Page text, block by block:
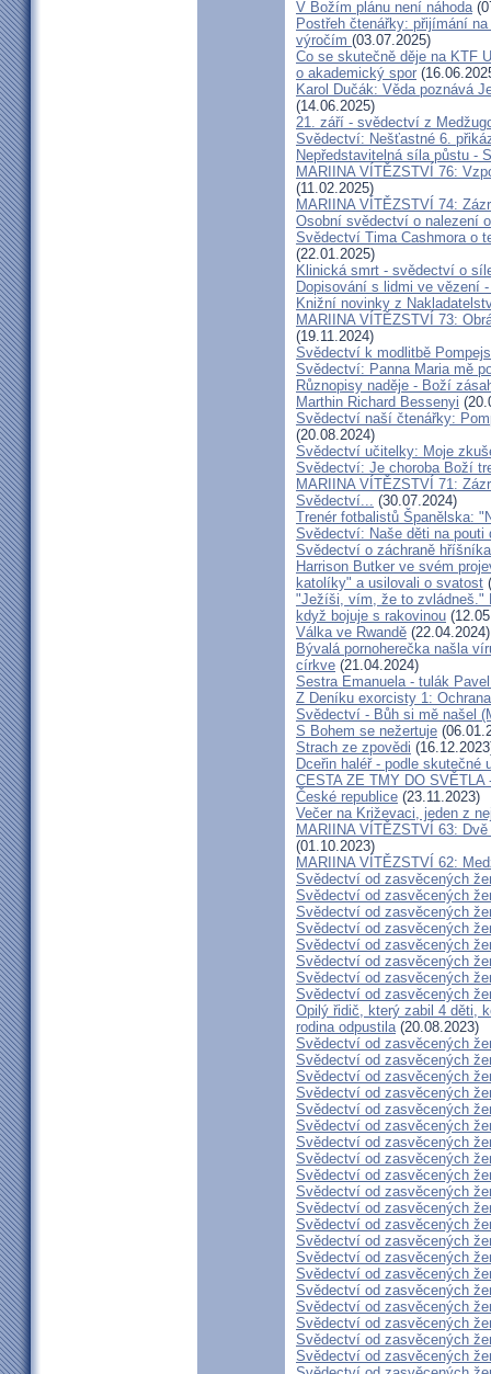
V Božím plánu není náhoda
Postřeh čtenářky: přijímání
výročím (03.07.2025)
Co se skutečně děje na KTF
o akademický spor
Karol Dučák: Věda poznává
(14.06.2025)
21. září - svědectví z
Svědectví: Nešťastné 6.
Nepředstavitelná síla půstu -
MARIINA VÍTĚZSTVÍ 76:
(11.02.2025)
MARIINA VÍTĚZSTVÍ 74:
Osobní svědectví o nalezení
Svědectví Tima Cashmora o
(22.01.2025)
Klinická smrt - svědectví o
Dopisování s lidmi ve vězení
Knižní novinky z
MARIINA VÍTĚZSTVÍ 73:
(19.11.2024)
Svědectví k modlitbě
Svědectví: Panna Maria mě
Různopisy naděje - Boží
Marthin Richard Bessenyi
Svědectví naší čtenářky:
(20.08.2024)
Svědectví učitelky: Moje
Svědectví: Je choroba Boží
MARIINA VÍTĚZSTVÍ 71:
Svědectví... (30.07.2024)
Trenér fotbalistů Španělska:
Svědectví: Naše děti na pouti
Svědectví o záchraně
Harrison Butker ve svém
katolíky" a usilovali o svatost
"Ježíši, vím, že to zvládneš."
když bojuje s rakovinou
Válka ve Rwandě (22.04.2024)
Bývalá pornoherečka našla
církve (21.04.2024)
Sestra Emanuela - tulák
Z Deníku exorcisty 1:
Svědectví - Bůh si mě našel
S Bohem se nežertuje
Strach ze zpovědi
Dceřin haléř - podle skutečné
CESTA ZE TMY DO
České republice (23.11.2023)
Večer na Križevaci, jeden z
MARIINA VÍTĚZSTVÍ 63:
(01.10.2023)
MARIINA VÍTĚZSTVÍ 62:
Svědectví od zasvěcených
Svědectví od zasvěcených
Svědectví od zasvěcených
Svědectví od zasvěcených
Svědectví od zasvěcených
Svědectví od zasvěcených
Svědectví od zasvěcených
Svědectví od zasvěcených
Opilý řidič, který zabil 4 děti,
rodina odpustila(20.08.2023)
Svědectví od zasvěcených
Svědectví od zasvěcených
Svědectví od zasvěcených
Svědectví od zasvěcených
Svědectví od zasvěcených
Svědectví od zasvěcených
Svědectví od zasvěcených
Svědectví od zasvěcených
Svědectví od zasvěcených
Svědectví od zasvěcených
Svědectví od zasvěcených
Svědectví od zasvěcených
Svědectví od zasvěcených
Svědectví od zasvěcených
Svědectví od zasvěcených
Svědectví od zasvěcených
Svědectví od zasvěcených
Svědectví od zasvěcených
Svědectví od zasvěcených
Svědectví od zasvěcených